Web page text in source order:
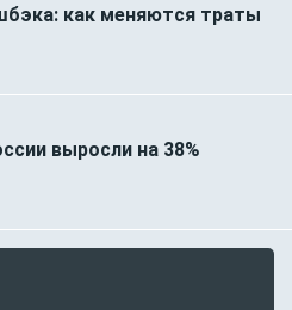
как меняются траты
выросли на 38%